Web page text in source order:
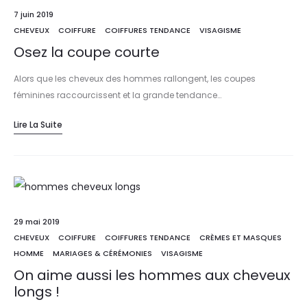
7 juin 2019
CHEVEUX
COIFFURE COIFFURES TENDANCE VISAGISME
Osez la coupe courte
Alors que les cheveux des hommes rallongent, les coupes
féminines raccourcissent et la grande tendance…
Lire La Suite
29 mai 2019
CHEVEUX
COIFFURE COIFFURES TENDANCE
CRÈMES ET MASQUES
HOMME
MARIAGES & CÉRÉMONIES VISAGISME
On aime aussi les hommes aux cheveux
longs !